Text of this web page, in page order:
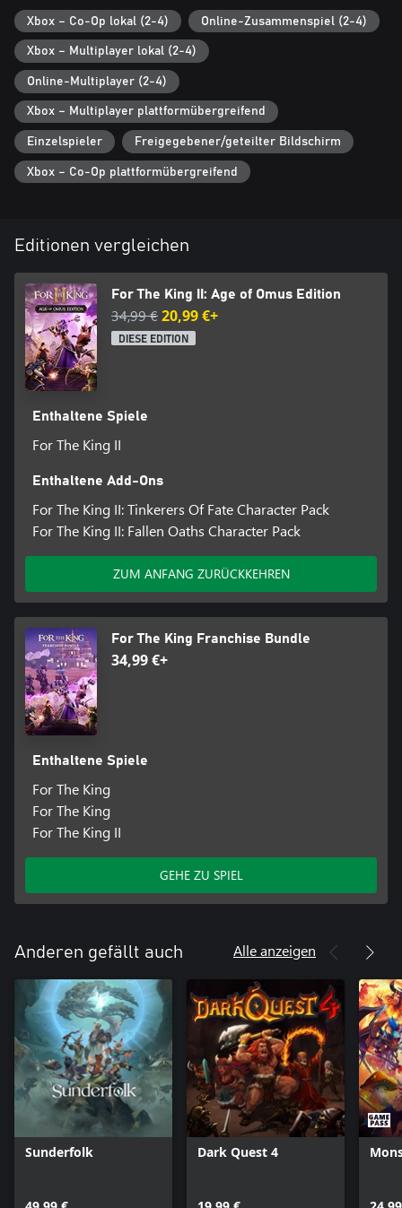
Xbox – Co-Op lokal (2-4) Online-Zusammenspiel (2-4)
Xbox – Multiplayer lokal (2-4)
Online-Multiplayer (2-4)
Xbox – Multiplayer plattformübergreifend
Einzelspieler Freigegebener/geteilter Bildschirm
Xbox – Co-Op plattformübergreifend
Editionen vergleichen
For The King II: Age of Omus Edition
34,99 €20,99 €+
DIESE EDITION
Enthaltene Spiele
For The King II
Enthaltene Add-Ons
For The King II: Tinkerers Of Fate Character Pack
For The King II: Fallen Oaths Character Pack
ZUM ANFANG ZURÜCKKEHREN
For The King Franchise Bundle
34,99 €+
Enthaltene Spiele
For The King
For The King
For The King II
GEHE ZU SPIEL
Anderen gefällt auch Alle anzeigen
Sunderfolk Dark Quest 4